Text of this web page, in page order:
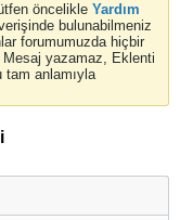
öncelikle Yardım
bulunabilmeniz
forumumuzda hiçbir
yazamaz, Eklenti
anlamıyla